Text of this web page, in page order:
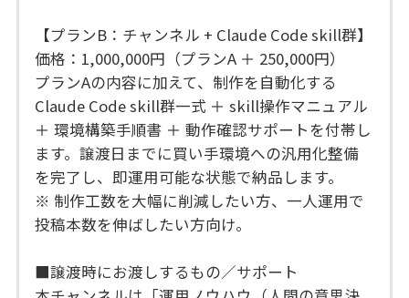
【プランB：チャンネル + Claude Code skill群】
価格：1,000,000円（プランA ＋ 250,000円）
プランAの内容に加えて、制作を自動化する
Claude Code skill群一式 ＋ skill操作マニュアル
＋ 環境構築手順書 ＋ 動作確認サポートを付帯し
ます。譲渡日までに買い手環境への汎用化整備
を完了し、即運用可能な状態で納品します。
※ 制作工数を大幅に削減したい方、一人運用で
投稿本数を伸ばしたい方向け。
■譲渡時にお渡しするもの／サポート